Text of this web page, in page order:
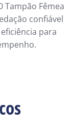
Tampão Fêmea
confiável
para